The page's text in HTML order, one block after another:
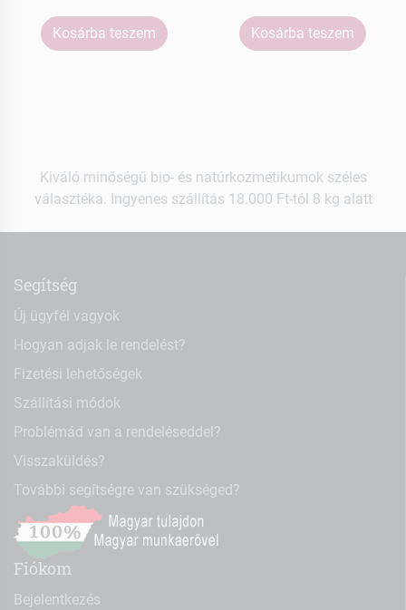
Kosárba teszem Kosárba teszem
Kiváló minőségű bio- és natúrkozmetikumok széles
választéka. Ingyenes szállítás 18.000 Ft-tól 8 kg alatt
Segítség
Új ügyfél vagyok
Hogyan adjak le rendelést?
Fizetési lehetőségek
Szállítási módok
Problémád van a rendeléseddel?
Visszaküldés?
További segítségre van szükséged?
Fiókom
Bejelentkezés